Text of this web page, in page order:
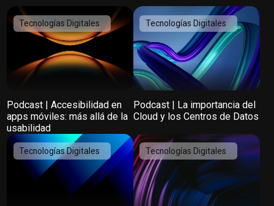
Tecnologías Digitales
Podcast | Accesibilidad en
apps móviles: más allá de la
usabilidad
Tecnologías Digitales
Podcast | La importancia del
Cloud y los Centros de Datos
Tecnologías Digitales Tecnologías Digitales